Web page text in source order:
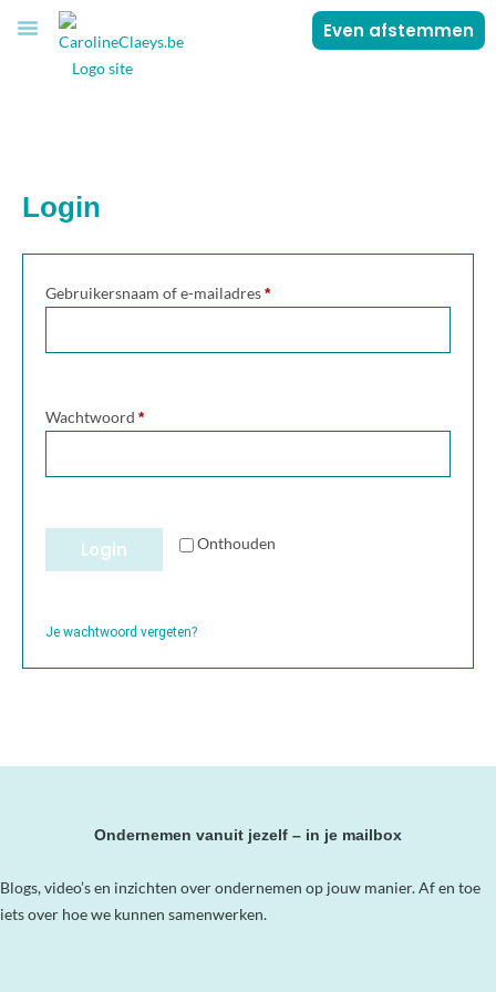
Even afstemmen
Login
Gebruikersnaam of e-mailadres*
Wachtwoord *
Onthouden
Login
Je wachtwoord vergeten?
Ondernemen vanuit jezelf – in je mailbox
Blogs, video’s en inzichten over ondernemen op jouw manier. Af en toe
iets over hoe we kunnen samenwerken.